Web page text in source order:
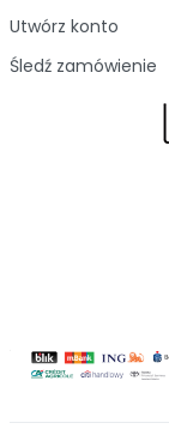
Utwórz konto
Śledź zamówienie